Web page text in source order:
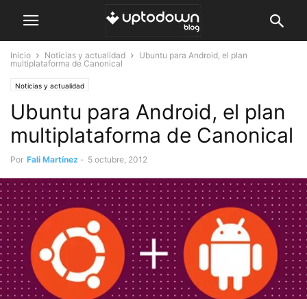
Inicio Noticias y actualidad
Ubuntu para Android, el plan
multiplataforma de Canonical
Noticias y actualidad
Ubuntu para Android, el plan
multiplataforma de Canonical
Por Fali Martínez - 5 octubre, 2012